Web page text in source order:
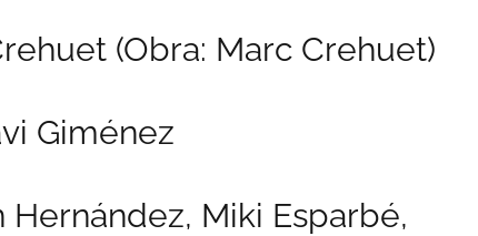
(Obra: Marc Crehuet)
Giménez
Hernández, Miki Esparbé,